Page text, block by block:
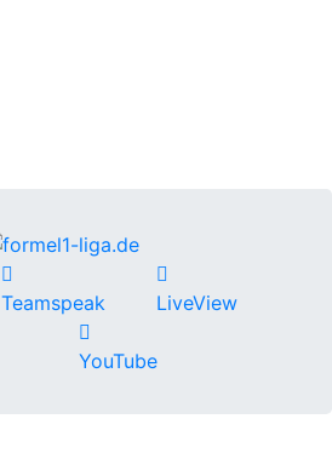
Teamspeak LiveView
YouTube